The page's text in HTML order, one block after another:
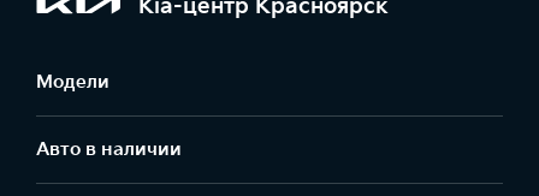
Kia-центр Красноярск
Модели
Авто в наличии